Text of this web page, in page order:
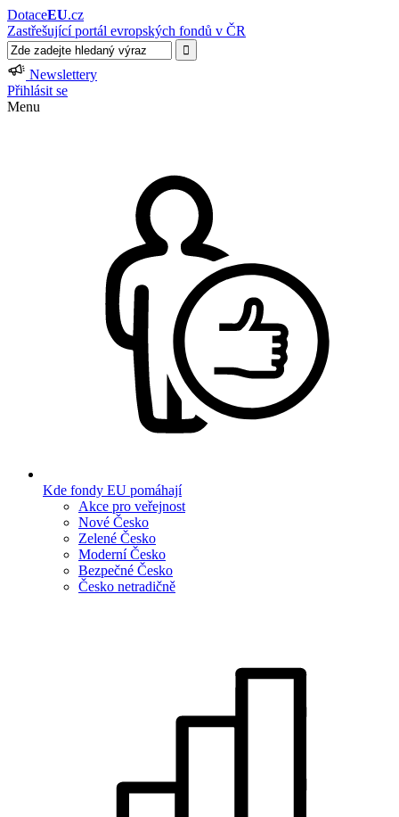
DotaceEU.cz
Zastřešující portál evropských fondů v ČR
Newslettery
Přihlásit se
Menu
Kde fondy EU pomáhají
Akce pro veřejnost
Nové Česko
Zelené Česko
Moderní Česko
Bezpečné Česko
Česko netradičně